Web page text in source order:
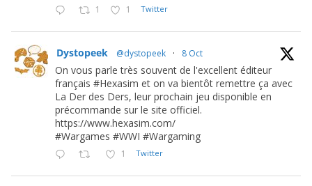
1 1 Twitter
Dystopeek @dystopeek · 8 Oct
On vous parle très souvent de l'excellent éditeur
français #Hexasim et on va bientôt remettre ça avec
La Der des Ders, leur prochain jeu disponible en
précommande sur le site officiel.
https://www.hexasim.com/
#Wargames #WWI #Wargaming
1 Twitter